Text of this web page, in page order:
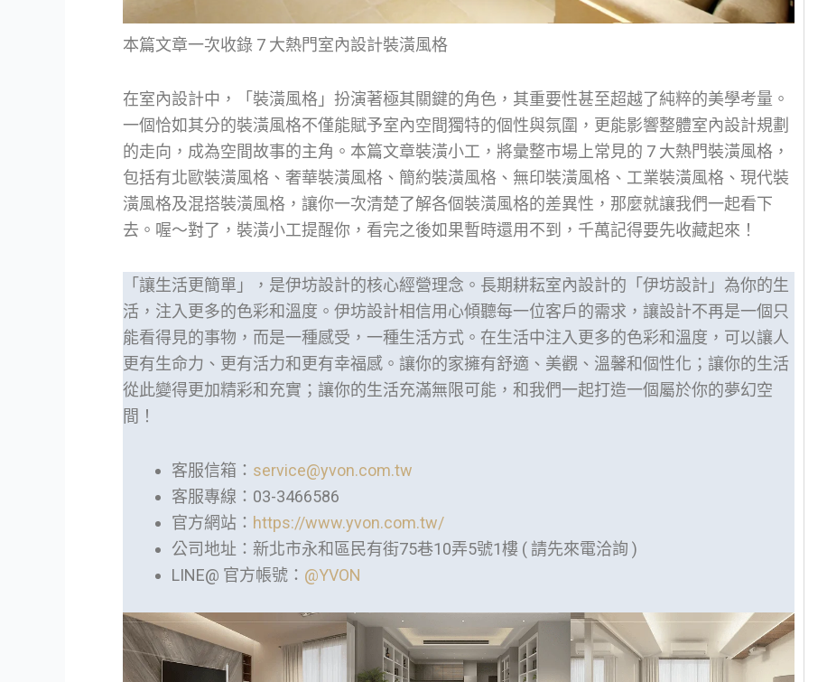
本篇文章一次收錄 7 大熱門室內設計裝潢風格
在室內設計中，「裝潢風格」扮演著極其關鍵的角色，其重要性甚至超越了純粹的美學考量。
一個恰如其分的裝潢風格不僅能賦予室內空間獨特的個性與氛圍，更能影響整體室內設計規劃
的走向，成為空間故事的主角。本篇文章裝潢小工，將彙整市場上常見的 7 大熱門裝潢風格，
包括有北歐裝潢風格、奢華裝潢風格、簡約裝潢風格、無印裝潢風格、工業裝潢風格、現代裝
潢風格及混搭裝潢風格，讓你一次清楚了解各個裝潢風格的差異性，那麼就讓我們一起看下
去。喔～對了，裝潢小工提醒你，看完之後如果暫時還用不到，千萬記得要先收藏起來！
「讓生活更簡單」，是伊坊設計的核心經營理念。長期耕耘室內設計的「伊坊設計」為你的生
活，注入更多的色彩和溫度。伊坊設計相信用心傾聽每一位客戶的需求，讓設計不再是一個只
能看得見的事物，而是一種感受，一種生活方式。在生活中注入更多的色彩和溫度，可以讓人
更有生命力、更有活力和更有幸福感。讓你的家擁有舒適、美觀、溫馨和個性化；讓你的生活
從此變得更加精彩和充實；讓你的生活充滿無限可能，和我們一起打造一個屬於你的夢幻空
間！
客服信箱： service@yvon.com.tw
客服專線：03-3466586
官方網站： https://www.yvon.com.tw/
公司地址：新北市永和區民有街75巷10弄5號1樓 ( 請先來電洽詢 )
LINE@ 官方帳號： @YVON